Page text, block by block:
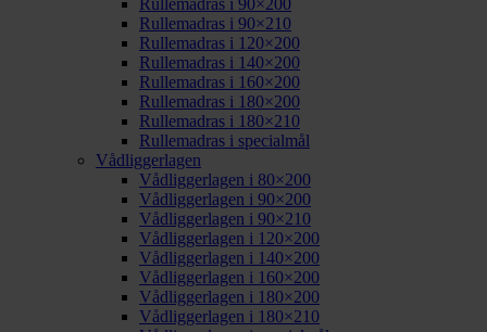
Rullemadras i 90×200
Rullemadras i 90×210
Rullemadras i 120×200
Rullemadras i 140×200
Rullemadras i 160×200
Rullemadras i 180×200
Rullemadras i 180×210
Rullemadras i specialmål
Vådliggerlagen
Vådliggerlagen i 80×200
Vådliggerlagen i 90×200
Vådliggerlagen i 90×210
Vådliggerlagen i 120×200
Vådliggerlagen i 140×200
Vådliggerlagen i 160×200
Vådliggerlagen i 180×200
Vådliggerlagen i 180×210